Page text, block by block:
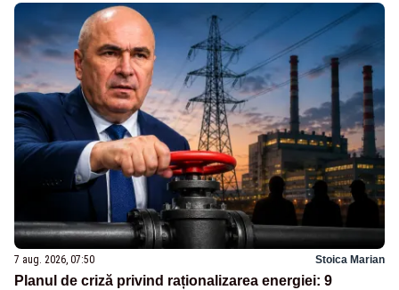
7 aug. 2026, 07:50 Stoica Marian
Planul de criză privind raționalizarea energiei: 9